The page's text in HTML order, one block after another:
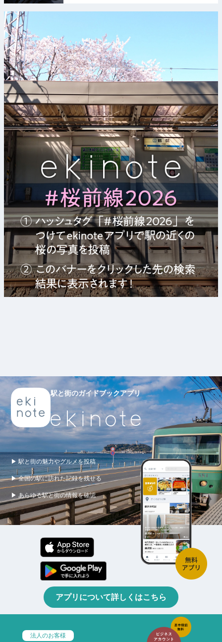
駅と街のガイドブックアプリ
▶ 駅と街の魅力やグルメを投稿
▶ 全国の駅に訪れた記録を残せる
▶ あらゆる駅と街の情報を確認
アプリについて詳しくはこちら
法人のお客様